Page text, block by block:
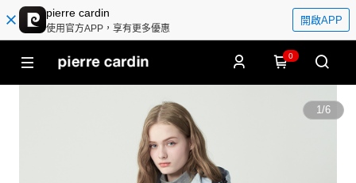
pierre cardin
使用官方APP，享有更多優惠
開啟APP
0
1/6